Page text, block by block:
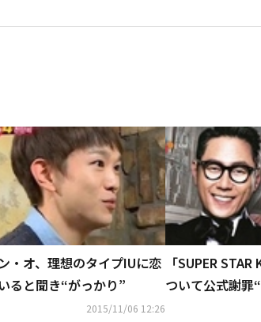
・オ、理想のタイプIUに恋
ると聞き“がっかり”
2015/11/06 12:26
「SUPER
ついて公式謝罪
により編集ミ